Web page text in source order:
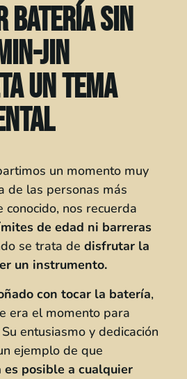
batería sin
Jin
un tema
un momento muy
de las personas más
nos recuerda
de edad ni barreras
se trata de disfrutar la
un instrumento.
con tocar la batería,
era el momento para
entusiasmo y dedicación
ejemplo de que
es posible a cualquier